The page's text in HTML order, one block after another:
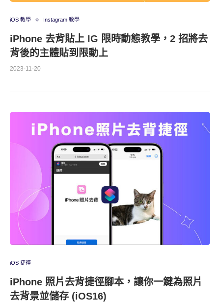
iOS 教學 Instagram 教學
iPhone 去背貼上 IG 限時動態教學，2 招將去
背後的主體貼到限動上
2023-11-20
iOS 捷徑
iPhone 照片去背捷徑腳本，讓你一鍵為照片
去背景並儲存 (iOS16)